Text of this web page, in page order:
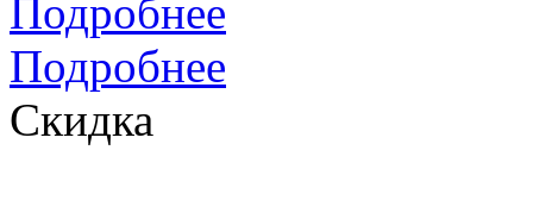
Подробнее
Подробнее
Скидка